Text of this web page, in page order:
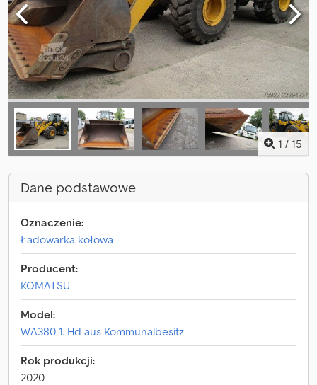
1 / 15
Dane podstawowe
Oznaczenie:
Ładowarka kołowa
Producent:
KOMATSU
Model:
WA380 1. Hd aus Kommunalbesitz
Rok produkcji:
2020